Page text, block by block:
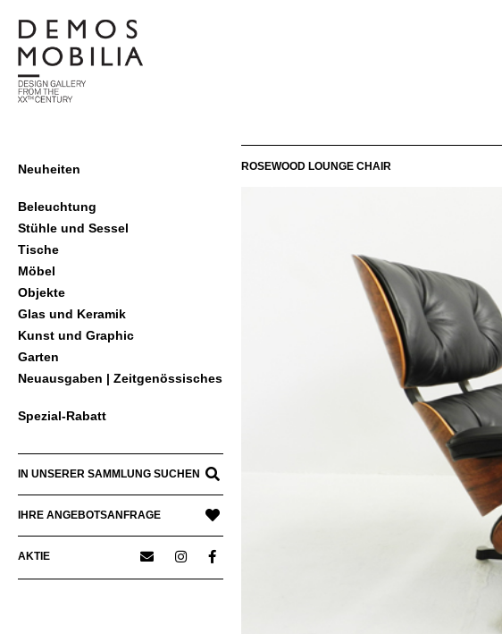
content
Primary
Menu
Neuheiten
Beleuchtung
Stühle und Sessel
Tische
Möbel
Objekte
Glas und Keramik
Kunst und Graphic
Garten
Neuausgaben | Zeitgenössisches
Spezial-Rabatt
IN UNSERER SAMMLUNG SUCHEN
IHRE ANGEBOTSANFRAGE
AKTIE
ROSEWOOD LOUNGE CHAIR